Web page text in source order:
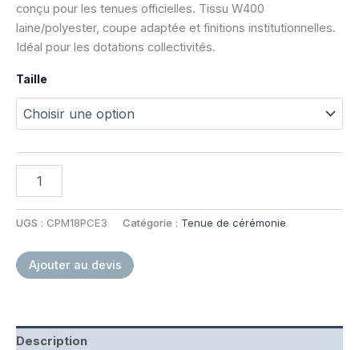
conçu pour les tenues officielles. Tissu W400
laine/polyester, coupe adaptée et finitions institutionnelles.
Idéal pour les dotations collectivités.
Taille
de
hiver
Femme
UGS : CPM18PCE3 Catégorie : Tenue de cérémonie
Ajouter au devis
Description